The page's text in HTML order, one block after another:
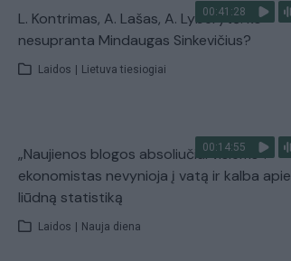
00:41:28
L. Kontrimas, A. Lašas, A. Lyberytė: ko
nesupranta Mindaugas Sinkevičius?
Laidos | Lietuva tiesiogiai
00:14:55
„Naujienos blogos absoliučiai visiems“:
ekonomistas nevynioja į vatą ir kalba apie
liūdną statistiką
Laidos | Nauja diena